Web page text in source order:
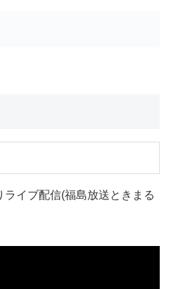
イブ配信(福島放送ときまる